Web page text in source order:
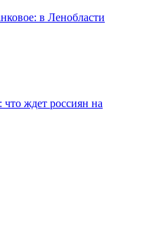
в Ленобласти
ждет россиян на